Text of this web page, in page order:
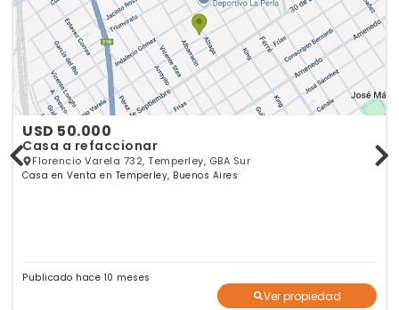
USD 50.000
Casa a refaccionar
Florencio Varela 732, Temperley, GBA Sur
Casa en Venta en Temperley, Buenos Aires
Publicado hace 10 meses
Ver propiedad